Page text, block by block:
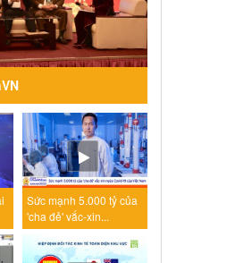
Sức mạnh 5.000 tỷ của
'cha đẻ' vắc-xin...